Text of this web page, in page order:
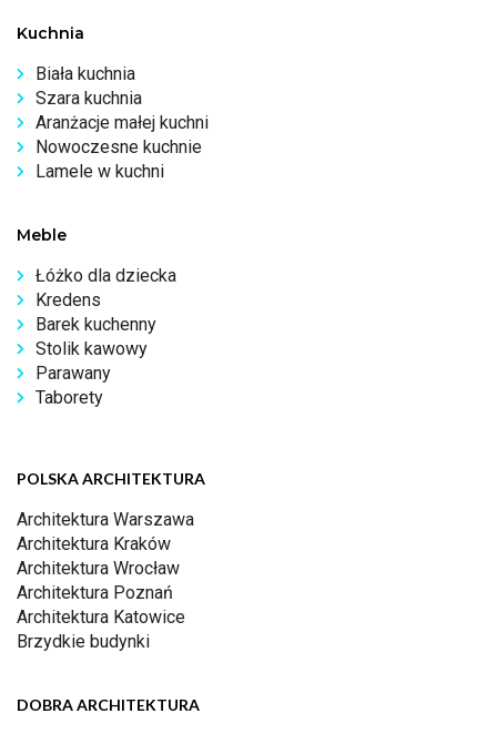
Kuchnia
Biała kuchnia
Szara kuchnia
Aranżacje małej kuchni
Nowoczesne kuchnie
Lamele w kuchni
Meble
Łóżko dla dziecka
Kredens
Barek kuchenny
Stolik kawowy
Parawany
Taborety
POLSKA ARCHITEKTURA
Architektura Warszawa
Architektura Kraków
Architektura Wrocław
Architektura Poznań
Architektura Katowice
Brzydkie budynki
DOBRA ARCHITEKTURA